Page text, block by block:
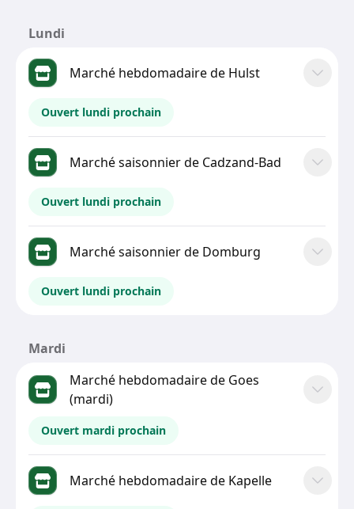
Lundi
Marché hebdomadaire de Hulst
Ouvert lundi prochain
Marché saisonnier de Cadzand-Bad
Ouvert lundi prochain
Marché saisonnier de Domburg
Ouvert lundi prochain
Mardi
Marché hebdomadaire de Goes
(mardi)
Ouvert mardi prochain
Marché hebdomadaire de Kapelle